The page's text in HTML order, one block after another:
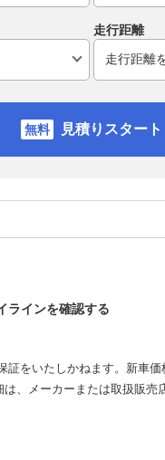
走行距離
見積りスタート
ラインを確認する
をいたしかねます。新車
、メーカーまたは取扱販売